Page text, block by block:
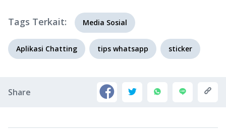
Tags Terkait: Media Sosial
Aplikasi Chatting tips whatsapp sticker
Share